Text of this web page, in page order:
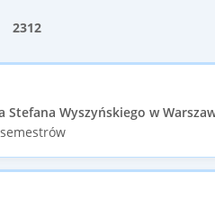
2312
Stefana Wyszyńskiego w